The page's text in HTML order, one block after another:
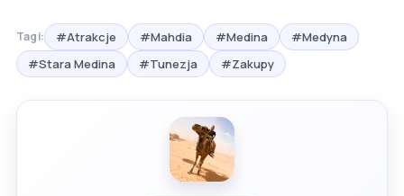
Tagi: #Atrakcje #Mahdia #Medina
#Medyna
#Stara Medina
#Tunezja #Zakupy